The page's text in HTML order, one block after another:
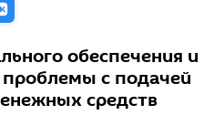
обеспечения и
с подачей
средств